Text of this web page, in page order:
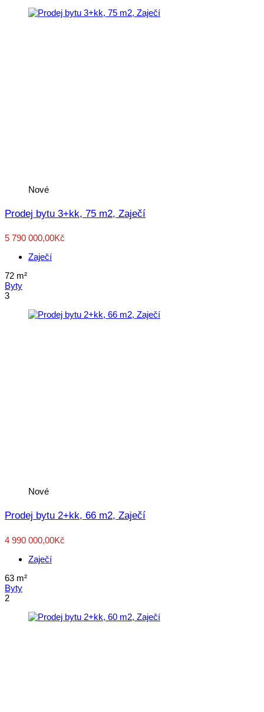
Nové
Prodej bytu 3+kk, 75 m2, Zaječí
5 790 000,00Kč
Zaječí
72 m²
Byty
3
Nové
Prodej bytu 2+kk, 66 m2, Zaječí
4 990 000,00Kč
Zaječí
63 m²
Byty
2